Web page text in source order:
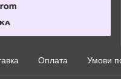
Оплата Умови